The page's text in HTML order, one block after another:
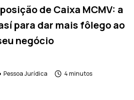
de Caixa MCMV: a
para dar mais fôlego ao
negócio
Pessoa Jurídica 4 minutos